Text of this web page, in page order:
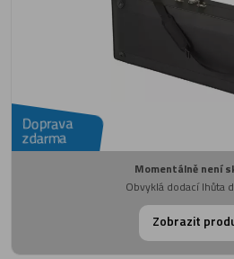
Doprava
zdarma
Momentálně není
Obvyklá dodací lhůta
Zobrazit